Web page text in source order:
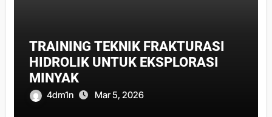
TRAINING TEKNIK FRAKTURASI
HIDROLIK UNTUK EKSPLORASI
MINYAK
4dm1n Mar 5, 2026